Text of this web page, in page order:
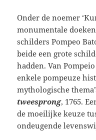
Onder de noemer
monumentale
schilders Pompeo
beide een grote
hadden. Van
enkele pompeuze
mythologische
tweesprong, 1765.
de moeilijke keuze
ondeugende